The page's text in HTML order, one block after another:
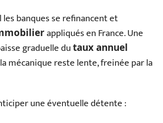
banques se refinancent et
appliqués en France. Une
graduelle dutaux annuel
mécanique reste lente, freinée par la
une éventuelle détente :